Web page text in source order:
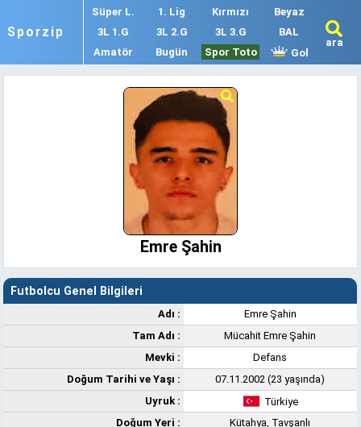
Sporzip
Süper L. 1. Lig Kırmızı
Beyaz
3L 1.G
3L 2.G 3L 3.G
BAL
Amatör
Bugün Spor Toto Gol
ara
Emre Şahin
Futbolcu Genel Bilgileri
Adı :
Emre Şahin
Tam Adı :
Mücahit Emre Şahin
Mevki :
Defans
Doğum Tarihi ve Yaşı :
07.11.2002 (23 yaşında)
Uyruk :
Türkiye
Doğum Yeri :
Kütahya, Tavşanlı